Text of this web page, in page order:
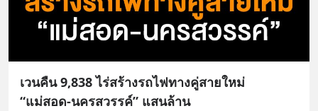
เวนคืน 9,838 ไร่สร้างรถไฟทางคู่สายใหม่
“แม่สอด-นครสวรรค์” แสนล้าน